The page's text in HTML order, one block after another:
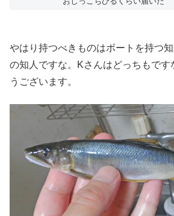
やはり持つべきものはボートを持つ
の知人ですな。Kさんはどっちもです
うございます。